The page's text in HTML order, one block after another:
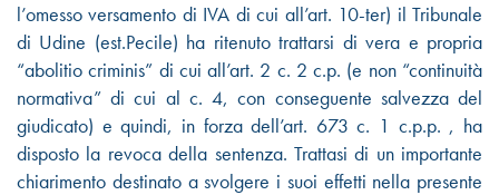
l’omesso versamento di IVA di cui all’art. 10-ter) il Tribunale
di Udine (est.Pecile) ha ritenuto trattarsi di vera e propria
“abolitio criminis” di cui all’art. 2 c. 2 c.p. (e non “continuità
normativa” di cui al c. 4, con conseguente salvezza del
giudicato) e quindi, in forza dell’art. 673 c. 1 c.p.p. , ha
disposto la revoca della sentenza. Trattasi di un importante
chiarimento destinato a svolgere i suoi effetti nella presente